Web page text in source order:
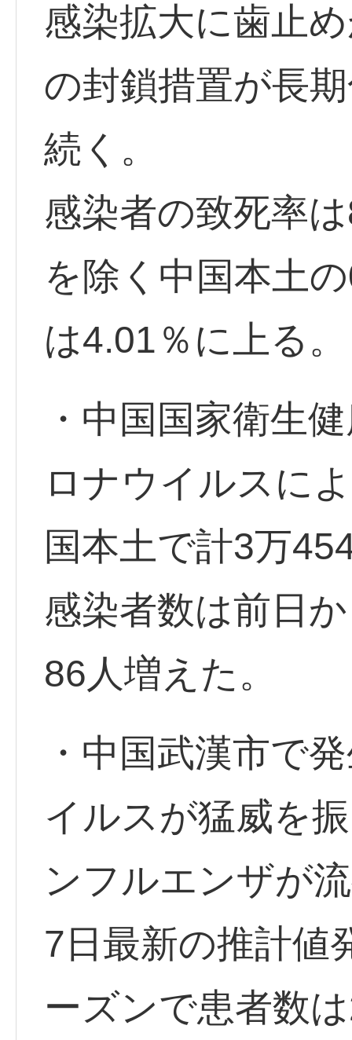
感染拡大に歯止
の封鎖措置が長
続く。
感染者の致死率
を除く中国本土
は4.01％に上る。
・中国国家衛生
ロナウイルスに
国本土で計3万
感染者数は前日
86人増えた。
・中国武漢市で
イルスが猛威を
ンフルエンザが
7日最新の推計値
ーズンで患者数